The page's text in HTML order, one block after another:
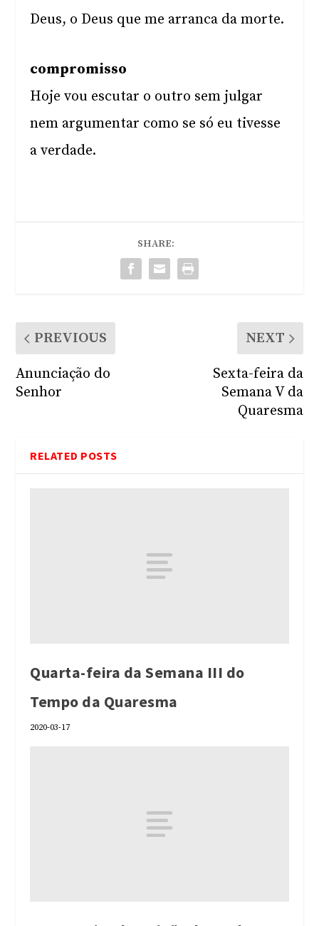
Deus, o Deus que me arranca da morte.
compromisso
Hoje vou escutar o outro sem julgar
nem argumentar como se só eu tivesse
a verdade.
SHARE:
PREVIOUS
Anunciação do
Senhor
NEXT
Sexta-feira da
Semana V da
Quaresma
RELATED POSTS
Quarta-feira da Semana III do
Tempo da Quaresma
2020-03-17